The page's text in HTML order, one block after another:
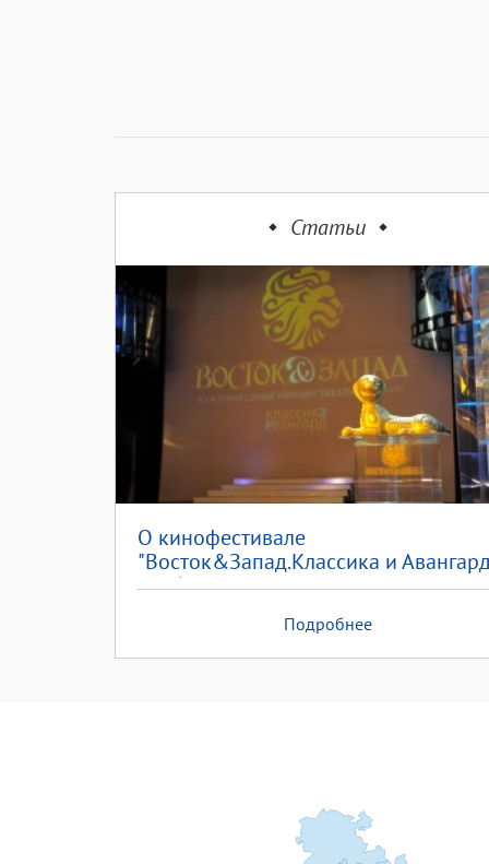
Статьи
О кинофестивале
"Восток&Запад.Классика и
Клубном комплексе "Яр" читаем в
Подробнее